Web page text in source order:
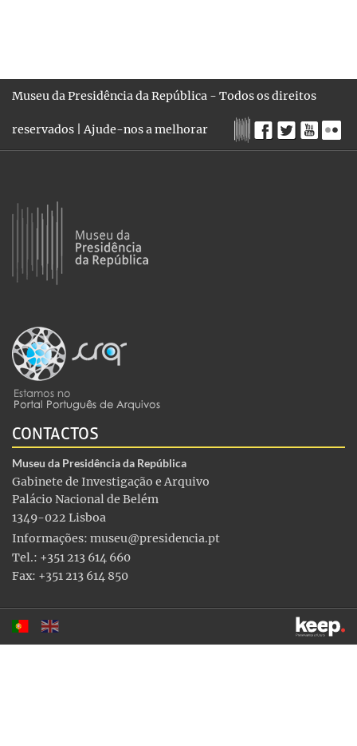
Museu da Presidência da República - Todos os direitos
reservados |Ajude-nos a melhorar
CONTACTOS
Museu da Presidência da República
Gabinete de Investigação e Arquivo
Palácio Nacional de Belém
1349-022 Lisboa
Informações: museu@presidencia.pt
Tel.: +351 213 614 660
Fax: +351 213 614 850